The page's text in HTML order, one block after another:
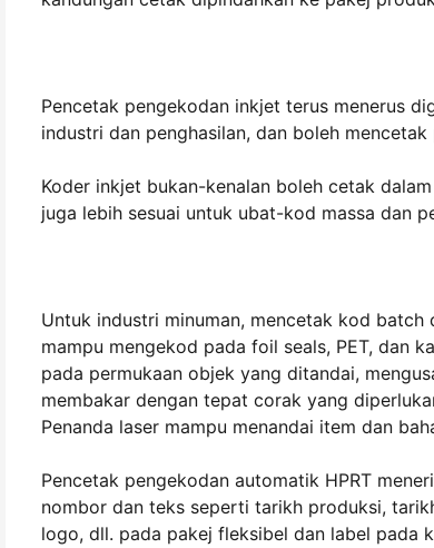
Pencetak pengekodan inkjet terus menerus
industri dan penghasilan, dan boleh
Koder inkjet bukan-kenalan boleh cetak
juga lebih sesuai untuk ubat-kod massa dan
Untuk industri minuman, mencetak kod
mampu mengekod pada foil seals, PET, dan
pada permukaan objek yang ditandai,
membakar dengan tepat corak yang
Penanda laser mampu menandai item dan
Pencetak pengekodan automatik HPRT
nombor dan teks seperti tarikh produksi,
logo, dll. pada pakej fleksibel dan label pada